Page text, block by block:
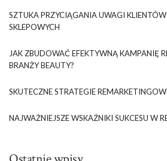
SZTUKA PRZYCIĄGANIA UWAGI
SKLEPOWYCH
JAK ZBUDOWAĆ EFEKTYWNĄ KAMPANIĘ
BRANŻY BEAUTY?
SKUTECZNE STRATEGIE
NAJWAŻNIEJSZE WSKAŹNIKI SUKCESU W